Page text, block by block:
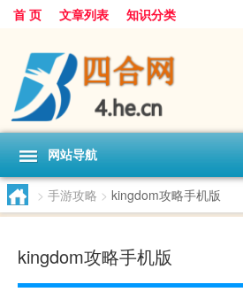
首 页 文章列表 知识分类
网站导航
> 手游攻略 > kingdom攻略手机版
kingdom攻略手机版